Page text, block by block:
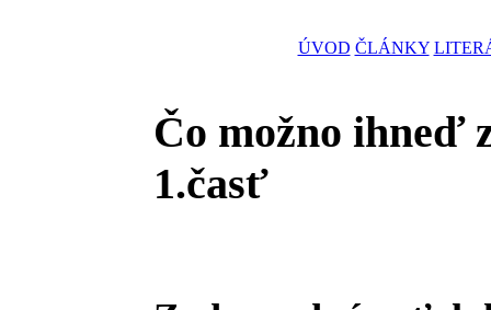
ÚVOD ČLÁNKY
Čo možno ihneď
1.časť